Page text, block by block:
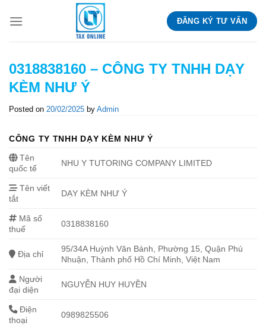
ĐĂNG KÝ TƯ VẤN
0318838160 – CÔNG TY TNHH DẠY
KÈM NHƯ Ý
Posted on 20/02/2025 by Admin
CÔNG TY TNHH DẠY KÈM NHƯ Ý
Tên
quốc tế
NHU Y TUTORING COMPANY LIMITED
Tên viết
tắt
DẠY KÈM NHƯ Ý
Mã số
thuế
0318838160
Địa chỉ
95/34A Huỳnh Văn Bánh, Phường 15, Quận Phú
Nhuận, Thành phố Hồ Chí Minh, Việt Nam
Người
đại diện
NGUYỄN HUY HUYỀN
Điện
thoại
0989825506